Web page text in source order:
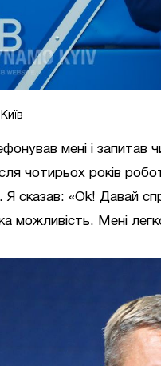
мені і
чотирьох років
Я сказав: «Оk! Давай
можливість. Мені